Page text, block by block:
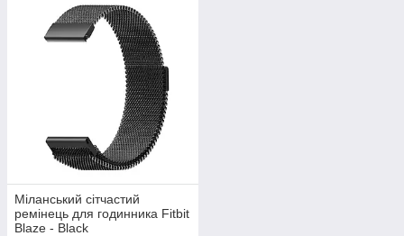
Міланський сітчастий
ремінець для годинника Fitbit
Blaze - Black